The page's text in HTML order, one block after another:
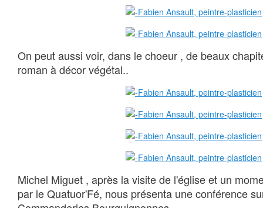
On peut aussi voir, dans le choeur , de beaux
roman à décor végétal..
Michel Miguet , après la visite de l'église et un
par le Quatuor'Fé, nous présenta une conférence